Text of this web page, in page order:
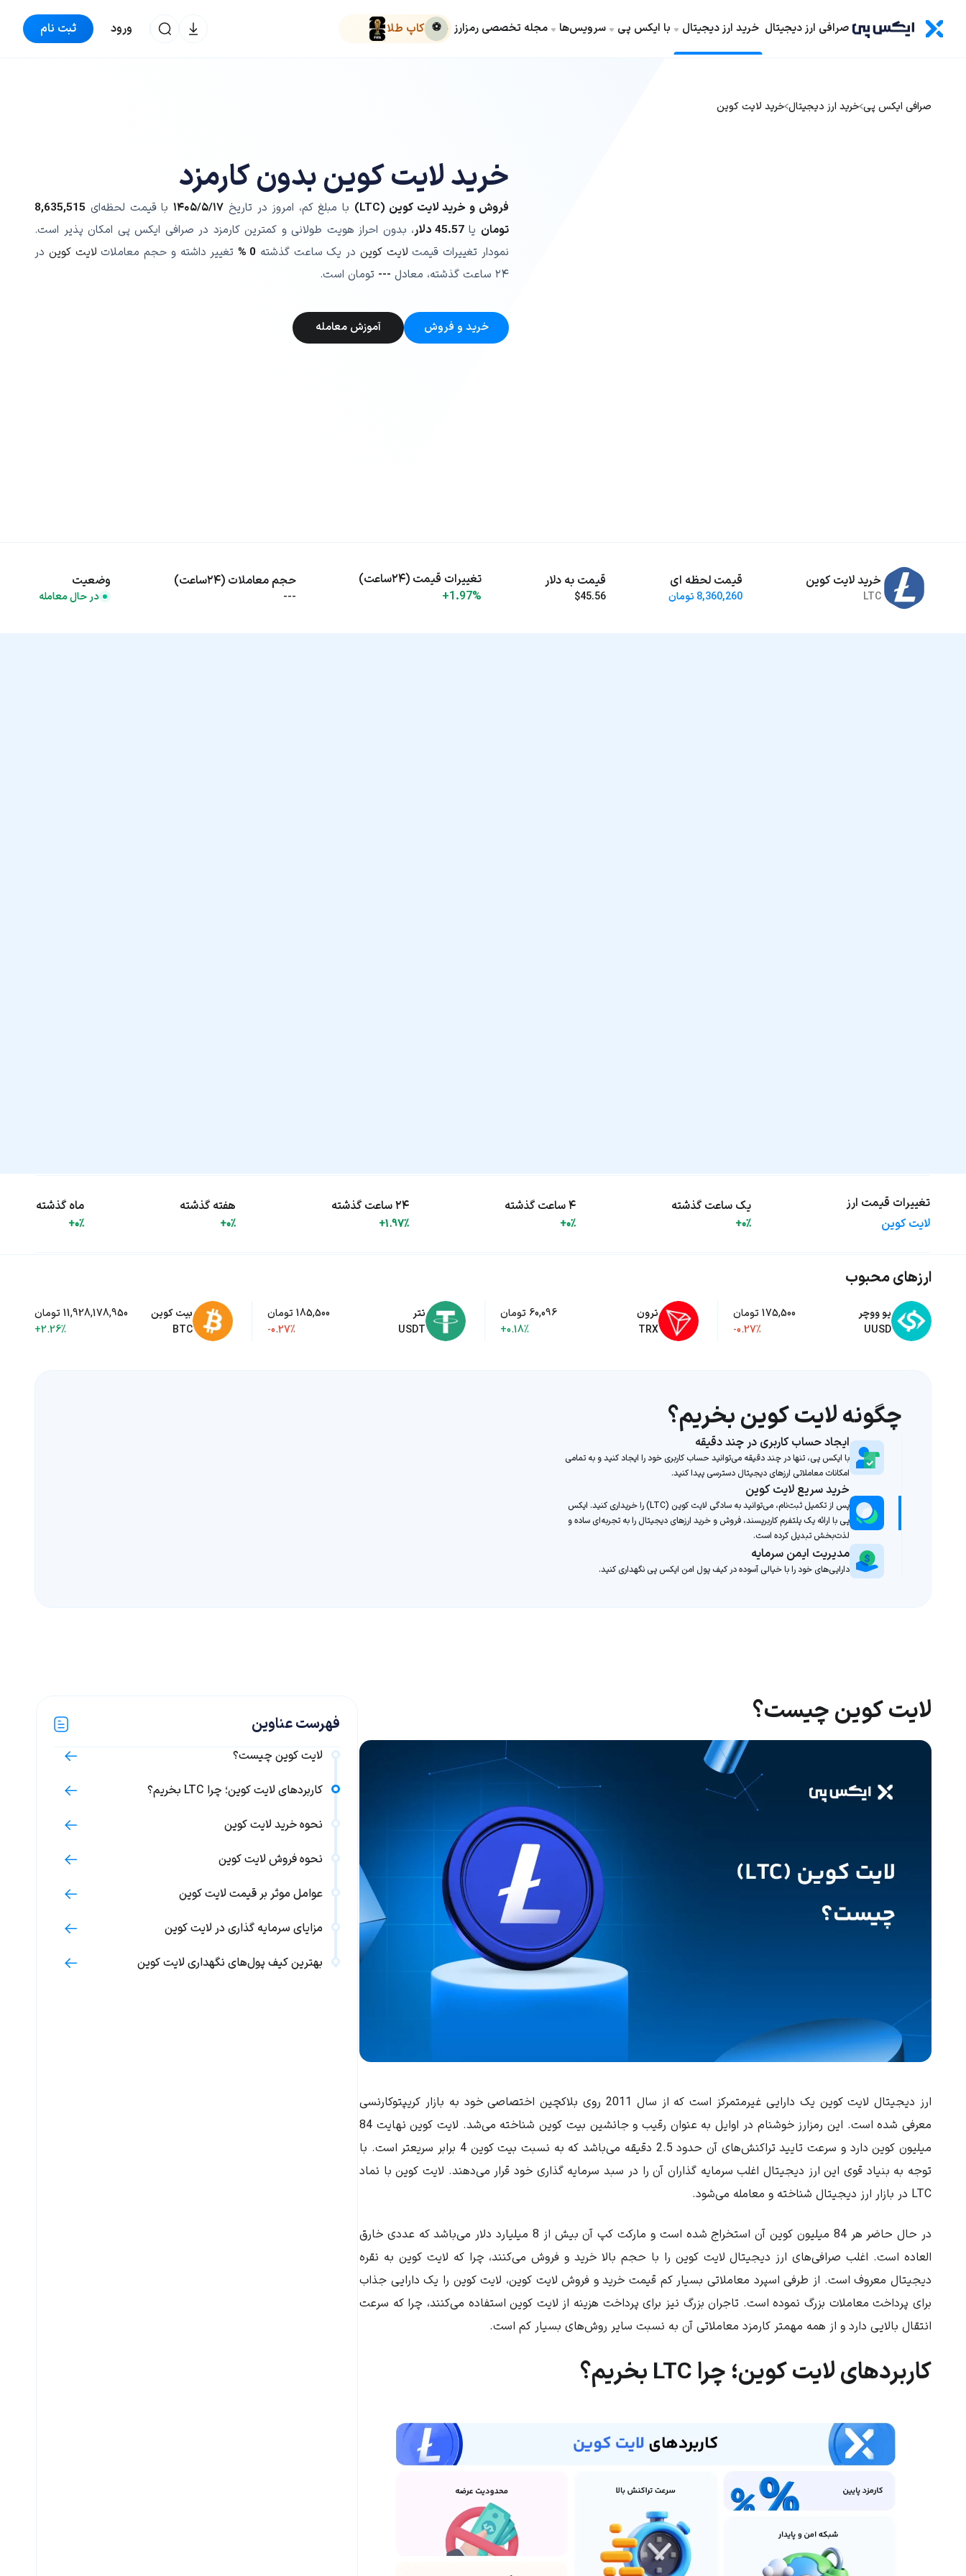
صرافی ارز دیجیتال خرید ارز دیجیتال با ایکس پی سرویس‌ها مجله تخصصی رمزارز ⚽ کاپ طلا ورود ثبت نام
صرافی ایکس پی خرید ارز دیجیتال خرید لایت کوین
خرید لایت کوین بدون کارمزد
فروش و خرید لایت کوین (LTC) با مبلغ کم، امروز در تاریخ ۱۴۰۵/۵/۱۷با قیمت لحظه‌ای 8,635,515
تومان یا45.57 دلار، بدون احراز هویت طولانی و کمترین کارمزد در صرافی ایکس پی امکان پذیر است.
نمودار تغییرات قیمت لایت کوین در یک ساعت گذشته 0 % تغییر داشته و حجم معاملات لایت کوین در
۲۴ ساعت گذشته، معادل
--- تومان است.
خرید و فروش آموزش معامله
خرید لایت کوین
LTC
وضعیت
در حال معامله
قیمت لحظه ای
8,360,260 تومان
قیمت به دلار
$45.56
تغییرات قیمت (۲۴ساعت)
+1.97%
حجم معاملات (۲۴ساعت)
---
تغییرات قیمت ارز
لایت کوین
یک ساعت گذشته
+0%
۴ ساعت گذشته
+0%
۲۴ ساعت گذشته
+1.97%
هفته گذشته
+0%
ماه گذشته
+0%
ارزهای محبوب
یو ووچر
UUSD
175,500 تومان
-0.27%
ترون
TRX
60,096 تومان
+0.18%
تتر
USDT
185,500 تومان
-0.27%
بیت کوین
BTC
11,928,178,950 تومان
+2.26%
چگونه لایت کوین بخریم؟
ایجاد حساب کاربری در چند دقیقه
با ایکس پی، تنها در چند دقیقه می‌توانید حساب کاربری خود را ایجاد کنید و به تمامی
امکانات معاملاتی ارزهای دیجیتال دسترسی پیدا کنید.
خرید سریع لایت کوین
پس از تکمیل ثبت‌نام، می‌توانید به سادگی لایت کوین (LTC) را خریداری کنید. ایکس
پی با ارائه یک پلتفرم کاربرپسند، فروش و خرید ارزهای دیجیتال را به تجربه‌ای ساده و
لذت‌بخش تبدیل کرده است.
مدیریت ایمن سرمایه
دارایی‌های خود را با خیالی آسوده در کیف پول امن ایکس پی نگهداری کنید.
لایت کوین چیست؟
ارز دیجیتال لایت کوین یک دارایی غیرمتمرکز است که از سال 2011 روی بلاکچین اختصاصی خود به بازار کریپتوکارنسی
معرفی شده است. این رمزارز خوشنام در اوایل به عنوان رقیب و جانشین بیت کوین شناخته می‌شد. لایت کوین نهایت 84
میلیون کوین دارد و سرعت تایید تراکنش‌های آن حدود 2.5 دقیقه می‌باشد که به نسبت بیت کوین 4 برابر سریعتر است. با
توجه به بنیاد قوی این ارز دیجیتال اغلب سرمایه گذاران آن را در سبد سرمایه گذاری خود قرار می‌دهند. لایت کوین با نماد
LTC در بازار ارز دیجیتال شناخته و معامله می‌شود.
در حال حاضر هر 84 میلیون کوین آن استخراج شده است و مارکت کپ آن بیش از 8 میلیارد دلار می‌باشد که عددی خارق
العاده است. اغلب صرافی‌های ارز دیجیتال لایت کوین را با حجم بالا خرید و فروش می‌کنند، چرا که لایت کوین به نقره
دیجیتال معروف است. از طرفی اسپرد معاملاتی بسیار کم قیمت خرید و فروش لایت کوین، لایت کوین را یک دارایی جذاب
برای پرداخت معاملات بزرگ نموده است. تاجران بزرگ نیز برای پرداخت هزینه از لایت کوین استفاده می‌کنند، چرا که سرعت
انتقال بالایی دارد و از همه مهمتر کارمزد معاملاتی آن به نسبت سایر روش‌های بسیار کم است.
کاربردهای لایت کوین؛ چرا LTC بخریم؟
فهرست عناوین
لایت کوین چیست؟
کاربردهای لایت کوین؛ چرا LTC بخریم؟
نحوه خرید لایت کوین
نحوه فروش لایت کوین
عوامل موثر بر قیمت لایت کوین
مزایای سرمایه گذاری در لایت کوین
بهترین کیف پول‌های نگهداری لایت کوین